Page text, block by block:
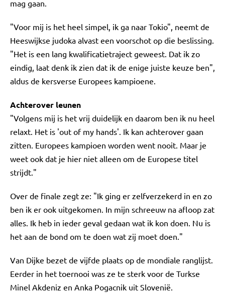
mag gaan.
"Voor mij is het heel simpel, ik ga naar Tokio", neemt de
Heeswijkse judoka alvast een voorschot op die beslissing.
"Het is een lang kwalificatietraject geweest. Dat ik zo
eindig, laat denk ik zien dat ik de enige juiste keuze ben",
aldus de kersverse Europees kampioene.
Achterover leunen
"Volgens mij is het vrij duidelijk en daarom ben ik nu heel
relaxt. Het is 'out of my hands'. Ik kan achterover gaan
zitten. Europees kampioen worden went nooit. Maar je
weet ook dat je hier niet alleen om de Europese titel
strijdt."
Over de finale zegt ze: "Ik ging er zelfverzekerd in en zo
ben ik er ook uitgekomen. In mijn schreeuw na afloop zat
alles. Ik heb in ieder geval gedaan wat ik kon doen. Nu is
het aan de bond om te doen wat zij moet doen."
Van Dijke bezet de vijfde plaats op de mondiale ranglijst.
Eerder in het toernooi was ze te sterk voor de Turkse
Minel Akdeniz en Anka Pogacnik uit Slovenië.